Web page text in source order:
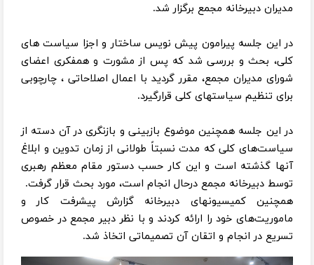
مدیران دبیرخانه مجمع برگزار شد.
در این جلسه پیرامون پیش نویس ساختار و اجزا سیاست های
کلی، بحث و بررسی شد که پس از مشورت و همفکری اعضای
شورای مدیران مجمع، مقرر گردید با اعمال اصلاحاتی ، چارچوبی
برای تنظیم سیاستهای کلی قرارگیرد.
در این جلسه همچنین موضوع بازبینی و بازنگری در آن دسته از
سیاست‌های کلی که مدت نسبتاً طولانی از زمان تدوین و ابلاغ
آنها گذشته است و این کار حسب دستور مقام معظم رهبری
توسط دبیرخانه مجمع درحال انجام است، مورد بحث قرار گرفت.
همچنین کمیسیونهای دبیرخانه گزارش پیشرفت کار و
ماموریت‌های خود را ارائه کردند و با نظر دبیر مجمع در خصوص
تسریع در انجام و اتقان آن تصمیماتی اتخاذ شد.